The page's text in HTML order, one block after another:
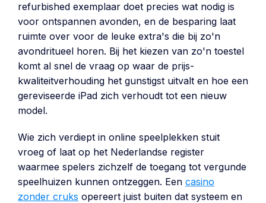
refurbished exemplaar doet precies wat nodig is
voor ontspannen avonden, en de besparing laat
ruimte over voor de leuke extra's die bij zo'n
avondritueel horen. Bij het kiezen van zo'n toestel
komt al snel de vraag op waar de prijs-
kwaliteitverhouding het gunstigst uitvalt en hoe een
gereviseerde iPad zich verhoudt tot een nieuw
model.
Wie zich verdiept in online speelplekken stuit
vroeg of laat op het Nederlandse register
waarmee spelers zichzelf de toegang tot vergunde
speelhuizen kunnen ontzeggen. Een casino
zonder cruks opereert juist buiten dat systeem en